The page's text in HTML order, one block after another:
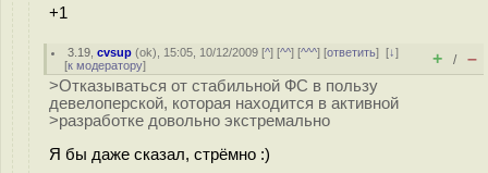
+1
3.19 ,cvsup (ok), 15:05, 10/12/2009 [^] [^^] [^^^] [ответить][↓]
[к модератору] + / –
>Отказываться от стабильной ФС в пользу
девелоперской, которая находится в активной
>разработке довольно экстремально
Я бы даже сказал, стрёмно :)